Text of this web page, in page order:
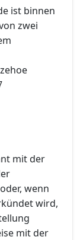
ist binnen
zwei
mit der
wenn
wird,
mit der